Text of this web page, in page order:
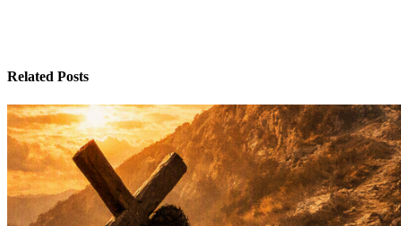
Related Posts